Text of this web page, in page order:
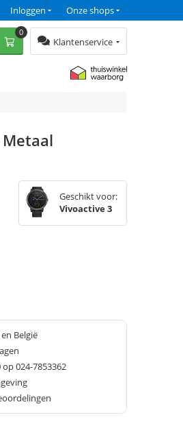
Onze shops
Inloggen
Klantenservice
0
Geschikt voor:
Vivoactive 3
België
024-7853362